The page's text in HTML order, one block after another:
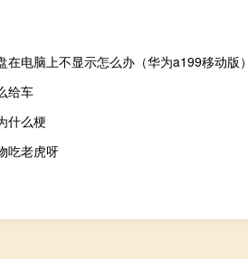
在电脑上不显示怎么办（华为a199移动版）
给车
什么梗
吃老虎呀